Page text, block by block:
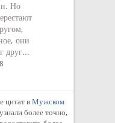
Но
они
друг...
цитат в Мужском
более точно,